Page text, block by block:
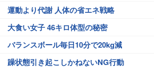
運動より代謝 人体の省エネ戦略
大食い女子 46キロ体型の秘密
バランスボール毎日10分で20kg減
躁状態引き起こしかねないNG行動